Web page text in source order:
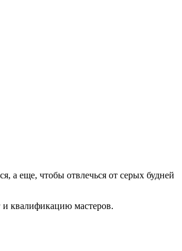
а еще, чтобы отвлечься от серых будней
и квалификацию мастеров.